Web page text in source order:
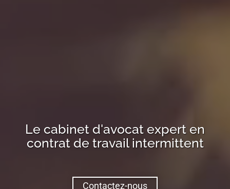
Le cabinet d'avocat expert en
contrat de travail intermittent
Contactez-nous